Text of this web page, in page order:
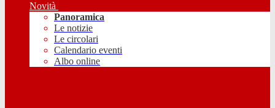
Novità
Panoramica
Le notizie
Le circolari
Calendario eventi
Albo online